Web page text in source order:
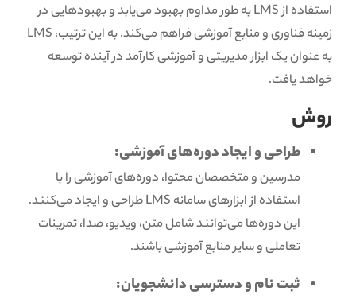
استفاده از LMS به طور مداوم بهبود می‌یابد و بهبودهایی در
زمینه فناوری و منابع آموزشی فراهم می‌کند. به این ترتیب، LMS
به عنوان یک ابزار مدیریتی و آموزشی کارآمد در آینده توسعه
خواهد یافت.
روش
طراحی و ایجاد دوره‌های آموزشی:
مدرسین و متخصصان محتوا، دوره‌های آموزشی را با
استفاده از ابزارهای سامانه LMS طراحی و ایجاد می‌کنند.
این دوره‌ها می‌توانند شامل متن، ویدیو، صدا، تمرینات
تعاملی و سایر منابع آموزشی باشند.
ثبت نام و دسترسی دانشجویان: